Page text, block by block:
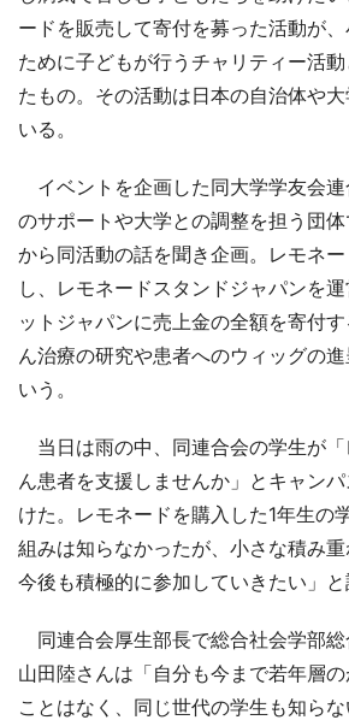
ードを販売して寄付を募った活動が
ために子どもが行うチャリティー活
たもの。その活動は日本の自治体や
いる。
イベントを企画した同大学学友会
のサポートや大学との調整を担う団
から同活動の話を聞き企画。レモネ
し、レモネードスタンドジャパンを
ットジャパンに売上金の全額を寄付
ん治療の研究や患者へのウィッグの
いう。
当日は雨の中、同連合会の学生が
ん患者を支援しませんか」とキャン
けた。レモネードを購入した1年生の
組みは知らなかったが、小さな積み
今後も積極的に参加していきたい」と
同連合会厚生部長で総合社会学部
山田陸さんは「自分も今まで若年層
ことはなく、同じ世代の学生も知ら